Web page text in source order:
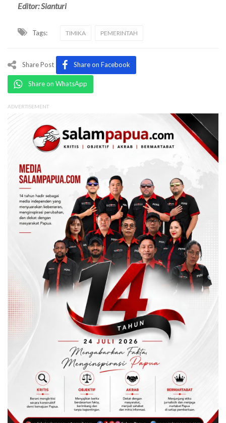
Editor: Sianturi
Tags: TIMIKA PEMERINTAH
Share Post Share on Facebook
Share on WhatsApp
ADVERTISEMENT